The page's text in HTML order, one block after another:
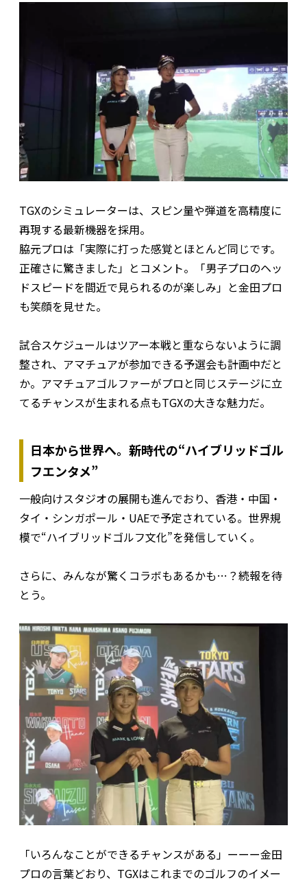
TGXのシミュレーターは、スピン量や弾道を高精度に
再現する最新機器を採用。
脇元プロは「実際に打った感覚とほとんど同じです。
正確さに驚きました」とコメント。「男子プロのヘッ
ドスピードを間近で見られるのが楽しみ」と金田プロ
も笑顔を見せた。
試合スケジュールはツアー本戦と重ならないように調
整され、アマチュアが参加できる予選会も計画中だと
か。アマチュアゴルファーがプロと同じステージに立
てるチャンスが生まれる点もTGXの大きな魅力だ。
日本から世界へ。新時代の“ハイブリッドゴル
フエンタメ”
一般向けスタジオの展開も進んでおり、香港・中国・
タイ・シンガポール・UAEで予定されている。世界規
模で“ハイブリッドゴルフ文化”を発信していく。
さらに、みんなが驚くコラボもあるかも…？続報を待
とう。
「いろんなことができるチャンスがある」ーーー金田
プロの言葉どおり、TGXはこれまでのゴルフのイメー